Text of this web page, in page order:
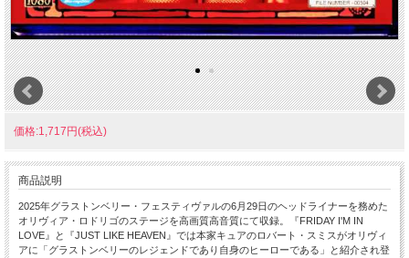
価格:1,717円(税込)
商品説明
2025年グラストンベリー・フェスティヴァルの6月29日のヘッドライナーを務めた
オリヴィア・ロドリゴのステージを高画質高音質にて収録。『FRIDAY I'M IN
LOVE』と『JUST LIKE HEAVEN』では本家キュアのロバート・スミスがオリヴィ
アに「グラストンベリーのレジェンドであり自身のヒーローである」と紹介され登